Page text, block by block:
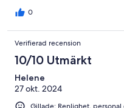
0
Verifierad recension
10/10 Utmärkt
Helene
27 okt. 2024